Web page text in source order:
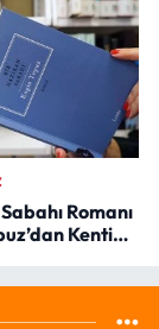
Romanı
Kenti